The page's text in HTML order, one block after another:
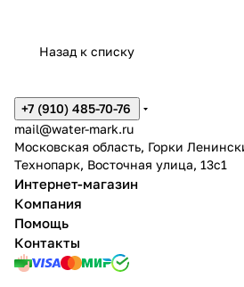
Назад к списку
+7 (910) 485-70-76
mail@water-mark.ru
Московская область, Горки
Технопарк, Восточная улица, 13с1
Интернет-магазин
Компания
Помощь
Контакты